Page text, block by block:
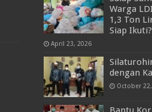
Warga
1,3 Ton
Siap Ikuti?
April 23, 2026
dengan
October